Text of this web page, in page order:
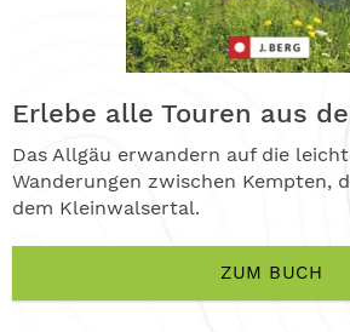
Erlebe alle Touren aus
Das Allgäu erwandern auf die
Wanderungen zwischen Kempten,
dem Kleinwalsertal.
ZUM BUCH